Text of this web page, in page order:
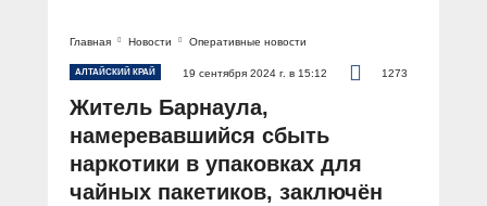
Главная Новости Оперативные новости
АЛТАЙСКИЙ КРАЙ 19 сентября 2024 г. в 15:12 1273
Житель Барнаула,
намеревавшийся сбыть
наркотики в упаковках для
чайных пакетиков, заключён